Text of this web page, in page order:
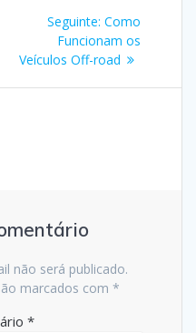
Seguinte: Post
seguinte:
Como
Funcionam os
Veículos Off-road
não será publicado.
marcados com *
*